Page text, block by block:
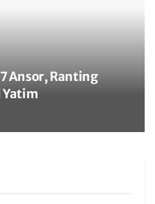
Ansor, Ranting
Yatim